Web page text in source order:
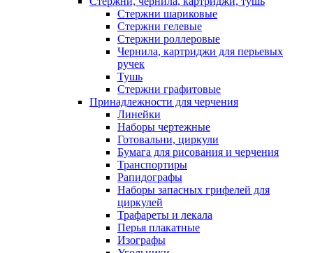
Стержни шариковые
Стержни гелевые
Стержни роллеровые
Чернила, картриджи для перьевых
ручек
Тушь
Стержни графитовые
Принадлежности для черчения
Линейки
Наборы чертежные
Готовальни, циркули
Бумага для рисования и черчения
Транспортиры
Рапидографы
Наборы запасных грифелей для
циркулей
Трафареты и лекала
Перья плакатные
Изографы